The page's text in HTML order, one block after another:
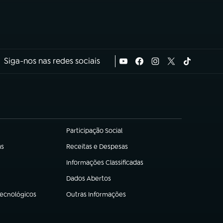
Siga-nos nas redes sociais
Participação Social
(abre em nova aba)
Receitas e Despesas
(abre em nova aba)
Informações Classificadas
(abre em nova aba)
Dados Abertos
(abre em nova aba)
Outras Informações
(abre em nova aba)